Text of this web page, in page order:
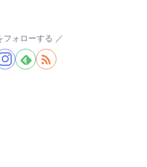
フォローする